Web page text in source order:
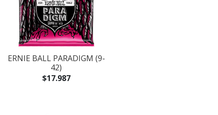
ERNIE BALL PARADIGM (9-
42)
$17.987